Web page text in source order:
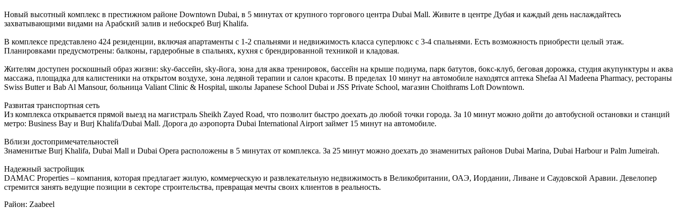
Новый высотный комплекс в престижном районе Downtown Dubai, в 5 минутах от крупного торгового центра Dubai Mall. Живите в центре Дубая и каждый день наслаждайтесь
захватывающими видами на Арабский залив и небоскреб Burj Khalifa.
В комплексе представлено 424 резиденции, включая апартаменты с 1-2 спальнями и недвижимость класса суперлюкс с 3-4 спальнями. Есть возможность приобрести целый этаж.
Планировками предусмотрены: балконы, гардеробные в спальнях, кухня с брендированной техникой и кладовая.
Жителям доступен роскошный образ жизни: sky-бассейн, sky-йога, зона для аква тренировок, бассейн на крыше подиума, парк батутов, бокс-клуб, беговая дорожка, студия акупунктуры и аква
массажа, площадка для калистеники на открытом воздухе, зона ледяной терапии и салон красоты. В пределах 10 минут на автомобиле находятся аптека Shefaa Al Madeena Pharmacy, рестораны
Swiss Butter и Bab Al Mansour, больница Valiant Clinic & Hospital, школы Japanese School Dubai и JSS Private School, магазин Choithrams Loft Downtown.
Развитая транспортная сеть
Из комплекса открывается прямой выезд на магистраль Sheikh Zayed Road, что позволит быстро доехать до любой точки города. За 10 минут можно дойти до автобусной остановки и станций
метро: Business Bay и Burj Khalifa/Dubai Mall. Дорога до аэропорта Dubai International Airport займет 15 минут на автомобиле.
Вблизи достопримечательностей
Знаменитые Burj Khalifa, Dubai Mall и Dubai Opera расположены в 5 минутах от комплекса. За 25 минут можно доехать до знаменитых районов Dubai Marina, Dubai Harbour и Palm Jumeirah.
Надежный застройщик
DAMAC Properties – компания, которая предлагает жилую, коммерческую и развлекательную недвижимость в Великобритании, ОАЭ, Иордании, Ливане и Саудовской Аравии. Девелопер
стремится занять ведущие позиции в секторе строительства, превращая мечты своих клиентов в реальность.
Район: Zaabeel